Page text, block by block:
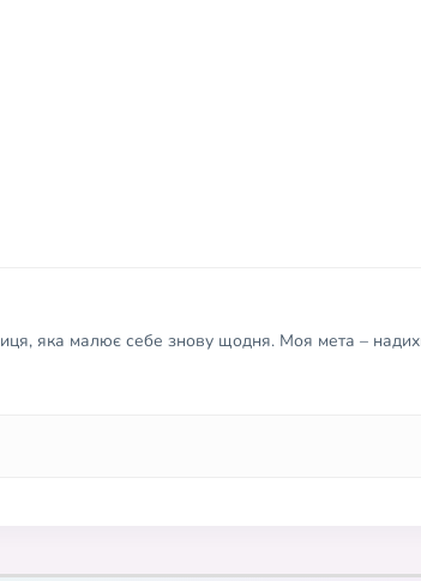
яка малює себе знову щодня. Моя мета –